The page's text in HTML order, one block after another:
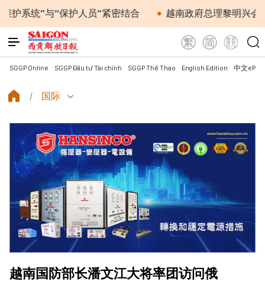
“保护人员”紧密结合 越南政府总理黎明兴会见马来西
SGGP Online SGGP Đầu tư Tài chính SGGP Thể Thao English Edition 中文
国际
越南国防部长潘文江大将率团访问俄